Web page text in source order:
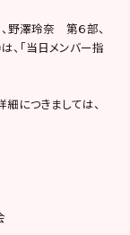
、野澤玲奈 第６部、
、「当日メンバー指
につきましては、